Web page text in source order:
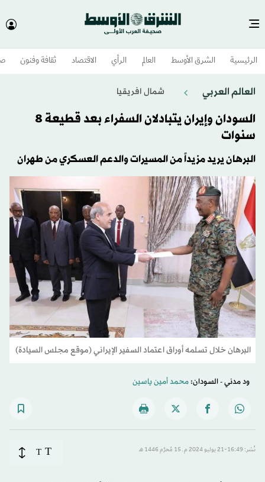
الرئيسية الشرق الأوسط​ العالم الرأي الاقتصاد ثقافة وفنون
العالم العربي شمال افريقيا
السودان وإيران يتبادلان السفراء بعد قطيعة 8
سنوات
البرهان يريد مزيداً من المسيرات والدعم العسكري من طهران
البرهان خلال تسلمه أوراق اعتماد السفير الإيراني (موقع مجلس السيادة)
ود مدني - السودان:محمد أمين ياسين
نُشر: 16:49-21 يوليو 2024 م ـ 15 مُحرَّم 1446 هـ T
T